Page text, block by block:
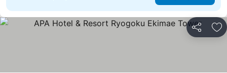
Partilhar